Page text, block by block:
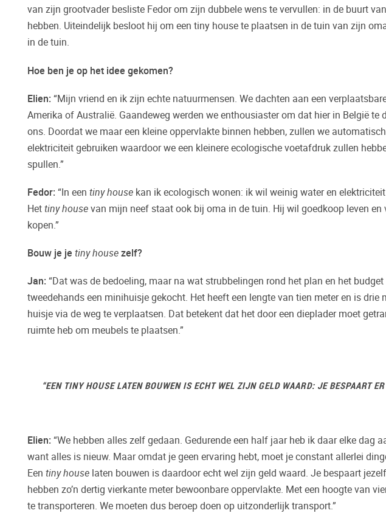
van zijn grootvader besliste Fedor om zijn dubbele wens te vervullen: in de buurt
hebben. Uiteindelijk besloot hij om een tiny house te plaatsen in de tuin van zijn
in de tuin.
Hoe ben je op het idee gekomen?
Elien: “Mijn vriend en ik zijn echte natuurmensen. We dachten aan een
Amerika of Australië. Gaandeweg werden we enthousiaster om dat hier in België
ons. Doordat we maar een kleine oppervlakte binnen hebben, zullen we
elektriciteit gebruiken waardoor we een kleinere ecologische voetafdruk zullen
spullen.”
Fedor: “In een tiny house kan ik ecologisch wonen: ik wil weinig water en
Het tiny house van mijn neef staat ook bij oma in de tuin. Hij wil goedkoop leven
kopen.”
Bouw je je tiny house zelf?
Jan: “Dat was de bedoeling, maar na wat strubbelingen rond het plan en het
tweedehands een minihuisje gekocht. Het heeft een lengte van tien meter en is drie
huisje via de weg te verplaatsen. Dat betekent dat het door een dieplader moet
ruimte heb om meubels te plaatsen.”
“EEN TINY HOUSE LATEN BOUWEN IS ECHT WEL ZIJN GELD WAARD: JE BESPAART
Elien: “We hebben alles zelf gedaan. Gedurende een half jaar heb ik daar elke dag
want alles is nieuw. Maar omdat je geen ervaring hebt, moet je constant allerlei
Een tiny house laten bouwen is daardoor echt wel zijn geld waard. Je bespaart
hebben zo’n dertig vierkante meter bewoonbare oppervlakte. Met een hoogte van
te transporteren. We moeten dus beroep doen op uitzonderlijk transport.”